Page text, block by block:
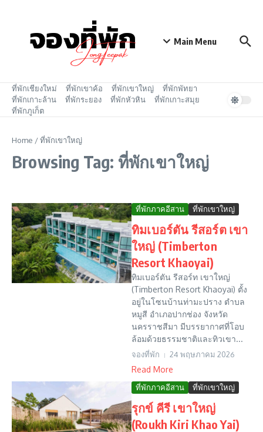
Main Menu
ที่พักเชียงใหม่ ที่พักเขาค้อ ที่พักเขาใหญ่
ที่พักพัทยา
ที่พักเกาะล้าน
ที่พักระยอง ที่พักหัวหิน
ที่พักเกาะสมุย
ที่พักภูเก็ต
Home /ที่พักเขาใหญ่
Browsing Tag: ที่พักเขาใหญ่
ที่พักภาคอีสาน ที่พักเขาใหญ่
ทิมเบอร์ตัน รีสอร์ต เขา
ใหญ่ (Timberton
Resort Khaoyai)
ทิมเบอร์ตัน รีสอร์ท เขาใหญ่
(Timberton Resort Khaoyai) ตั้ง
อยู่ในโซนบ้านท่ามะปราง ตำบล
หมูสี อำเภอปากช่อง จังหวัด
นครราชสีมา มีบรรยากาศที่โอบ
ล้อมด้วยธรรมชาติและทิวเขา...
จองที่พัก 24 พฤษภาคม 2026
Read More
ที่พักภาคอีสาน ที่พักเขาใหญ่
รุกข์ คีรี เขาใหญ่
(Roukh Kiri Khao Yai)